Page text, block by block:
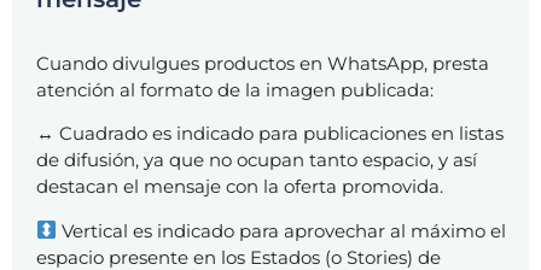
Cuando divulgues productos en WhatsApp, presta
atención al formato de la imagen publicada:
↔️ Cuadrado es indicado para publicaciones en listas
de difusión, ya que no ocupan tanto espacio, y así
destacan el mensaje con la oferta promovida.
Vertical es indicado para aprovechar al máximo el
espacio presente en los Estados (o Stories) de